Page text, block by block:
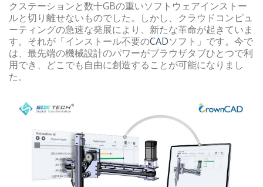
クステーションと数十GBの重いソフトウェアインストー
ルと切り離せないものでした。しかし、クラウドコンピュ
ーティングの急速な発展により、新たな革命が起きていま
す。それが「インストール不要のCADソフト」です。今で
は、最先端の機械設計のパワーがブラウザタブひとつで利
用でき、どこでも自由に創造することが可能になりまし
た。